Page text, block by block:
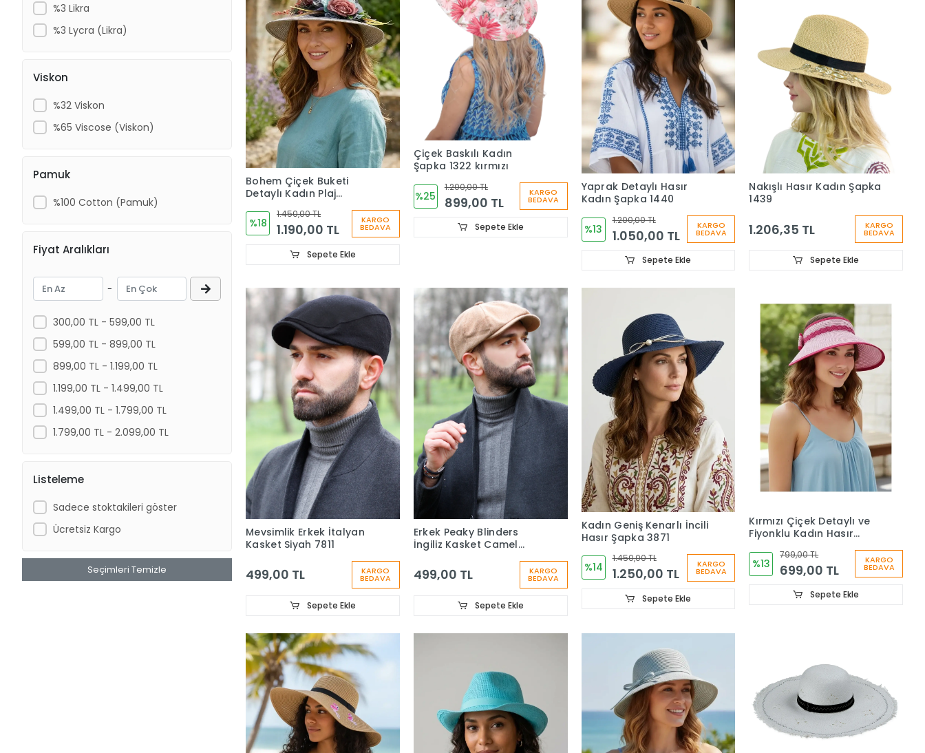
%3 Likra
%3 Lycra (Likra)
Viskon
%32 Viskon
%65 Viscose (Viskon)
Pamuk
%100 Cotton (Pamuk)
Fiyat Aralıkları
-
300,00 TL - 599,00 TL
599,00 TL - 899,00 TL
899,00 TL - 1.199,00 TL
1.199,00 TL - 1.499,00 TL
1.499,00 TL - 1.799,00 TL
1.799,00 TL - 2.099,00 TL
Listeleme
Sadece stoktakileri göster
Ücretsiz Kargo
Seçimleri Temizle
Bohem Çiçek Buketi
Detaylı Kadın Plaj
Şapka 3868
%18
1.450,00 TL
1.190,00 TL
KARGO
BEDAVA
Sepete Ekle
Çiçek Baskılı Kadın
Şapka 1322 kırmızı
%25
1.200,00 TL
899,00 TL
KARGO
BEDAVA
Sepete Ekle
Yaprak Detaylı Hasır
Kadın Şapka 1440
%13
1.200,00 TL
1.050,00 TL
KARGO
BEDAVA
Sepete Ekle
Nakışlı Hasır Kadın Şapka
1439
1.206,35 TL KARGO
BEDAVA
Sepete Ekle
Mevsimlik Erkek İtalyan
Kasket Siyah 7811
499,00 TL KARGO
BEDAVA
Sepete Ekle
Erkek Peaky Blinders
İngiliz Kasket Camel
499,00 TL KARGO
BEDAVA
Sepete Ekle
Kadın Geniş Kenarlı İncili
Hasır Şapka 3871
%14
1.450,00 TL
1.250,00 TL
KARGO
BEDAVA
Sepete Ekle
Kırmızı Çiçek Detaylı ve
Fiyonklu Kadın Hasır
Siperlik Şapka 3078
%13
799,00 TL
699,00 TL
KARGO
BEDAVA
Sepete Ekle